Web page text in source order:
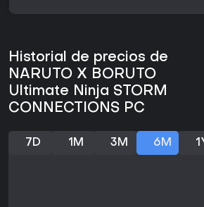
Historial de precios de
NARUTO X BORUTO
Ultimate Ninja STORM
CONNECTIONS PC
7D 1M 3M 6M